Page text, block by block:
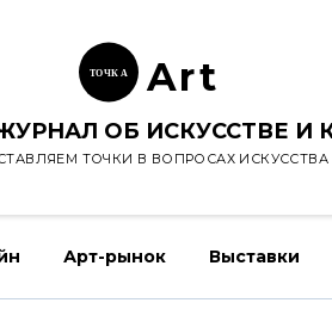
ТОЧК А Art
ОБ ИСКУССТВЕ И
ТОЧКИ В ВОПРОСАХ ИСКУССТВА
Арт-рынок Выставки